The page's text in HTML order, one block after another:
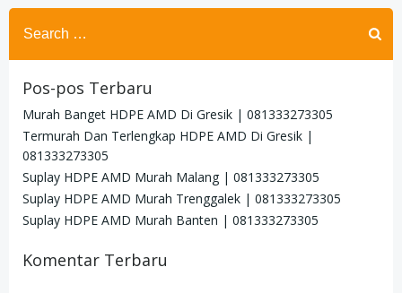
Search
for:
Pos-pos Terbaru
Murah Banget HDPE AMD Di Gresik | 081333273305
Termurah Dan Terlengkap HDPE AMD Di Gresik |
081333273305
Suplay HDPE AMD Murah Malang | 081333273305
Suplay HDPE AMD Murah Trenggalek | 081333273305
Suplay HDPE AMD Murah Banten | 081333273305
Komentar Terbaru